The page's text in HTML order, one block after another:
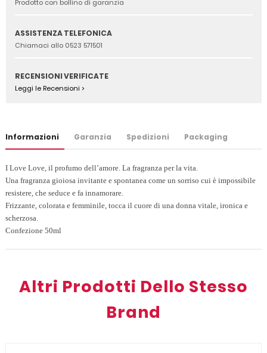
Prodotto con bollino di garanzia
ASSISTENZA TELEFONICA
Chiamaci allo 0523 571501
RECENSIONI VERIFICATE
Leggi le Recensioni >
Informazioni Garanzia Spedizioni Packaging
I Love Love, il profumo dell’amore. La fragranza per la vita.
Una fragranza gioiosa invitante e spontanea come un sorriso cui è impossibile
resistere, che seduce e fa innamorare.
Frizzante, colorata e femminile, tocca il cuore di una donna vitale, ironica e
scherzosa.
Confezione 50ml
Altri Prodotti Dello Stesso
Brand